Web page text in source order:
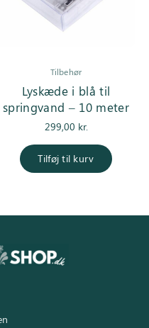
Tilbehør
Lyskæde i blå til
springvand – 10 meter
299,00 kr.
Tilføj til kurv